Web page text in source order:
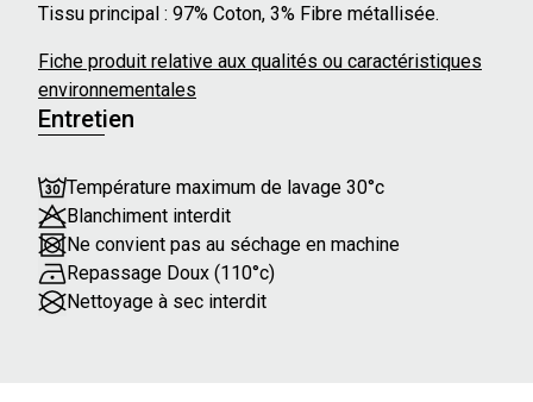
Tissu principal : 97% Coton, 3% Fibre métallisée.
Fiche produit relative aux qualités ou caractéristiques
environnementales
Entretien
Température maximum de lavage 30°c
Blanchiment interdit
Ne convient pas au séchage en machine
Repassage Doux (110°c)
Nettoyage à sec interdit